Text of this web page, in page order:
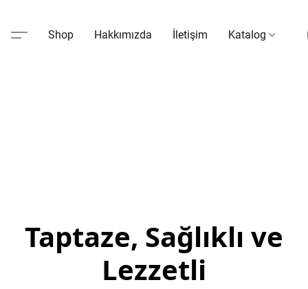
Shop Hakkımızda İletişim Katalog
Taptaze, Sağlıklı ve
Lezzetli